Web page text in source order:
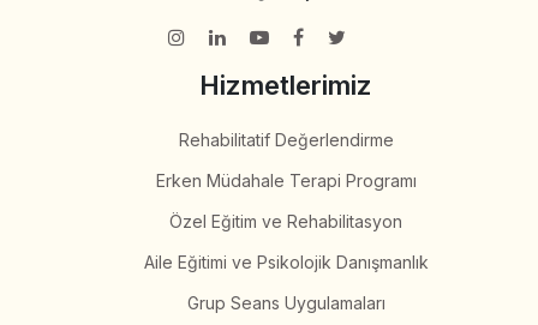
Hizmetlerimiz
Rehabilitatif Değerlendirme
Erken Müdahale Terapi Programı
Özel Eğitim ve Rehabilitasyon
Aile Eğitimi ve Psikolojik Danışmanlık
Grup Seans Uygulamaları